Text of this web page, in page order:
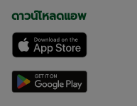
ดาวน์โหลดแอพ